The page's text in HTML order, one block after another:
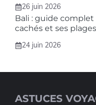
26 juin 2026
Bali : guide
cachés et ses
24 juin 2026
ASTUCES